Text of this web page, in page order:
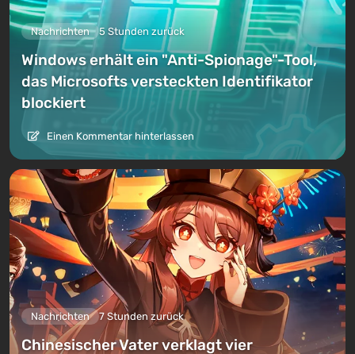
Nachrichten 5 Stunden zurück
Windows erhält ein "Anti-Spionage"-Tool,
das Microsofts versteckten Identifikator
blockiert
Einen Kommentar hinterlassen
Nachrichten 7 Stunden zurück
Chinesischer Vater verklagt vier